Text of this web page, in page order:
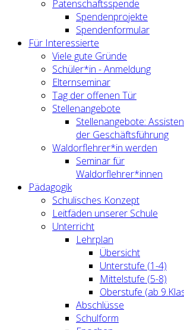
Patenschaftsspende
Spendenprojekte
Spendenformular
Für Interessierte
Viele gute Gründe
Schüler*in - Anmeldung
Elternseminar
Tag der offenen Tür
Stellenangebote
Stellenangebote:
der Geschäftsführung
Waldorflehrer*in werden
Seminar für
Waldorflehrer*innen
Pädagogik
Schulisches Konzept
Leitfäden unserer Schule
Unterricht
Lehrplan
Übersicht
Unterstufe (1-4)
Mittelstufe (5-8)
Oberstufe (ab
Abschlüsse
Schulform